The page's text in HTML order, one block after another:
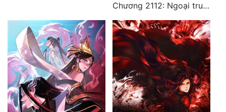
Võng Du
Xuyên Không
Xuyên Nhanh
Xuyên Sách
Chương 2112: Ngoại truyện 3 - Tiệc mừng công